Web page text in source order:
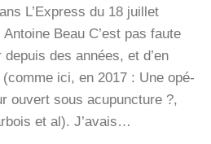
L’Ex­press du 18 juillet
Beau C’est pas faute
des années, et d’en
ici, en 2017 : Une opé­
ouvert sous acu­punc­ture ?,
et al). J’a­vais…